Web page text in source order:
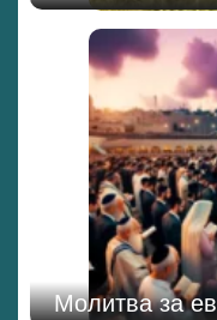
Молитва за